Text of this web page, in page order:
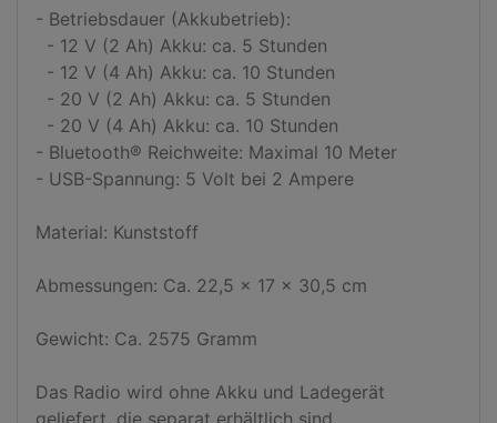
- Betriebsdauer (Akkubetrieb):
- Bluetooth® Reichweite: Maximal 10 Meter
- USB-Spannung: 5 Volt bei 2 Ampere
Material: Kunststoff
Abmessungen: Ca. 22,5 x 17 x 30,5 cm
Gewicht: Ca. 2575 Gramm
Das Radio wird ohne Akku und Ladegerät
geliefert, die separat erhältlich sind.